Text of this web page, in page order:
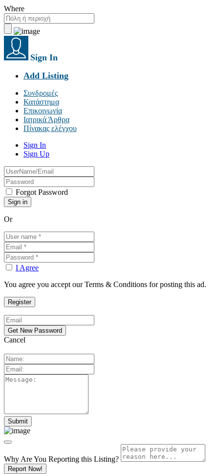
Where
Sign In
Add Listing
Συνδρομές
Κατάστημα
Επικοινωνία
Ιατρικά Άρθρα
Πίνακας ελέγχου
Sign In
Sign Up
Forgot Password
Or
I Agree
You agree you accept our Terms & Conditions for posting this ad.
Cancel
Why Are You Reporting this Listing?
Report Now!